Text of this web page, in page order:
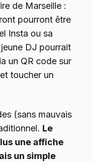
de Marseille :
pourront être
Insta ou sa
DJ pourrait
un QR code sur
toucher un
(sans mauvais
Le
une affiche
un simple